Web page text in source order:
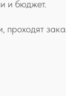
и бюджет.